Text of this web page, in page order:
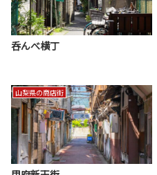
呑んべ横丁
山梨県の商店街